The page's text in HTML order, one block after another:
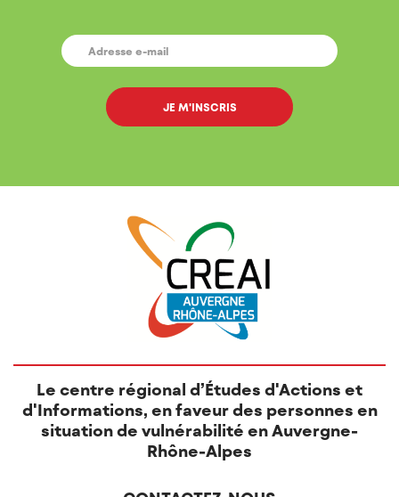
E-
MAIL *
Le centre régional d’Études d'Actions et
d'Informations, en faveur des personnes en
situation de vulnérabilité en Auvergne-
Rhône-Alpes